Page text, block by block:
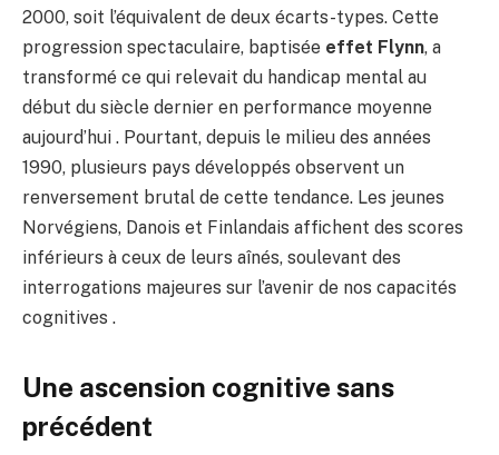
2000, soit l’équivalent de deux écarts-types. Cette
progression spectaculaire, baptisée effet Flynn, a
transformé ce qui relevait du handicap mental au
début du siècle dernier en performance moyenne
aujourd’hui . Pourtant, depuis le milieu des années
1990, plusieurs pays développés observent un
renversement brutal de cette tendance. Les jeunes
Norvégiens, Danois et Finlandais affichent des scores
inférieurs à ceux de leurs aînés, soulevant des
interrogations majeures sur l’avenir de nos capacités
cognitives .
Une ascension cognitive sans
précédent